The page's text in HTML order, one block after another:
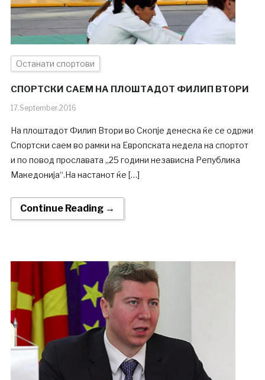
Останати спортови
СПОРТСКИ САЕМ НА ПЛОШТАДОТ ФИЛИП ВТОРИ
17.September.2016
На плоштадот Филип Втори во Скопје денеска ќе се одржи
Спортски саем во рамки на Европската недела на спортот
и по повод прославата „25 години независна Република
Македонија“.На настанот ќе […]
Continue Reading →